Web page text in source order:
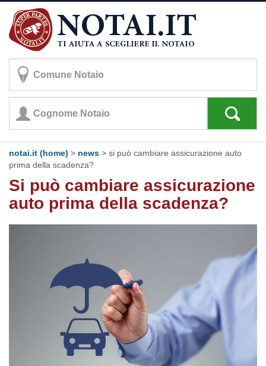
notai.it (home) > news > si può cambiare assicurazione auto
prima della scadenza?
Si può cambiare assicurazione
auto prima della scadenza?